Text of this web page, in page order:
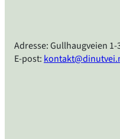
Adresse: Gullhaugveien 1-
E-post: